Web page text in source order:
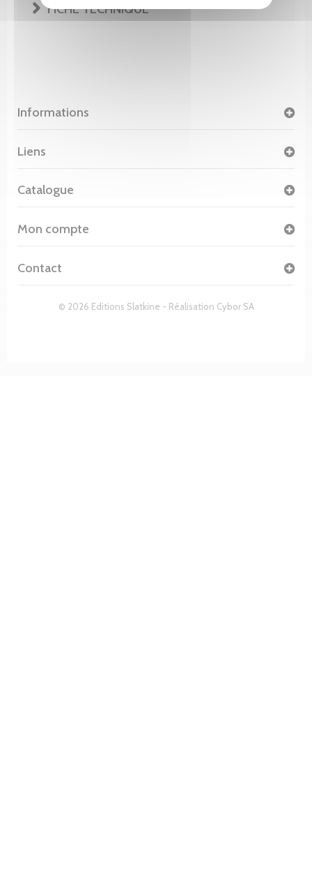
FICHE TECHNIQUE
Informations
© 2026 Editions Slatkine - Réalisation Cybor SA
Liens
Catalogue
Mon compte
Contact